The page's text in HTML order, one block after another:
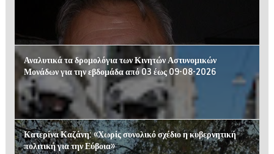
Αναλυτικά τα δρομολόγια των Κινητών Αστυνομικών
Μονάδων για την εβδομάδα από 03 έως 09-08-2026
Κατερίνα Καζάνη: «Χωρίς συνολικό σχέδιο η κυβερνητική
πολιτική για την Εύβοια»